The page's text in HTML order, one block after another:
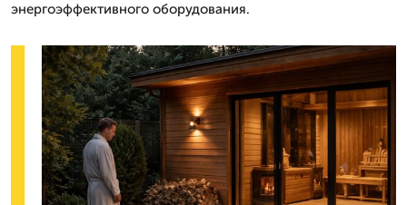
энергоэффективного оборудования.